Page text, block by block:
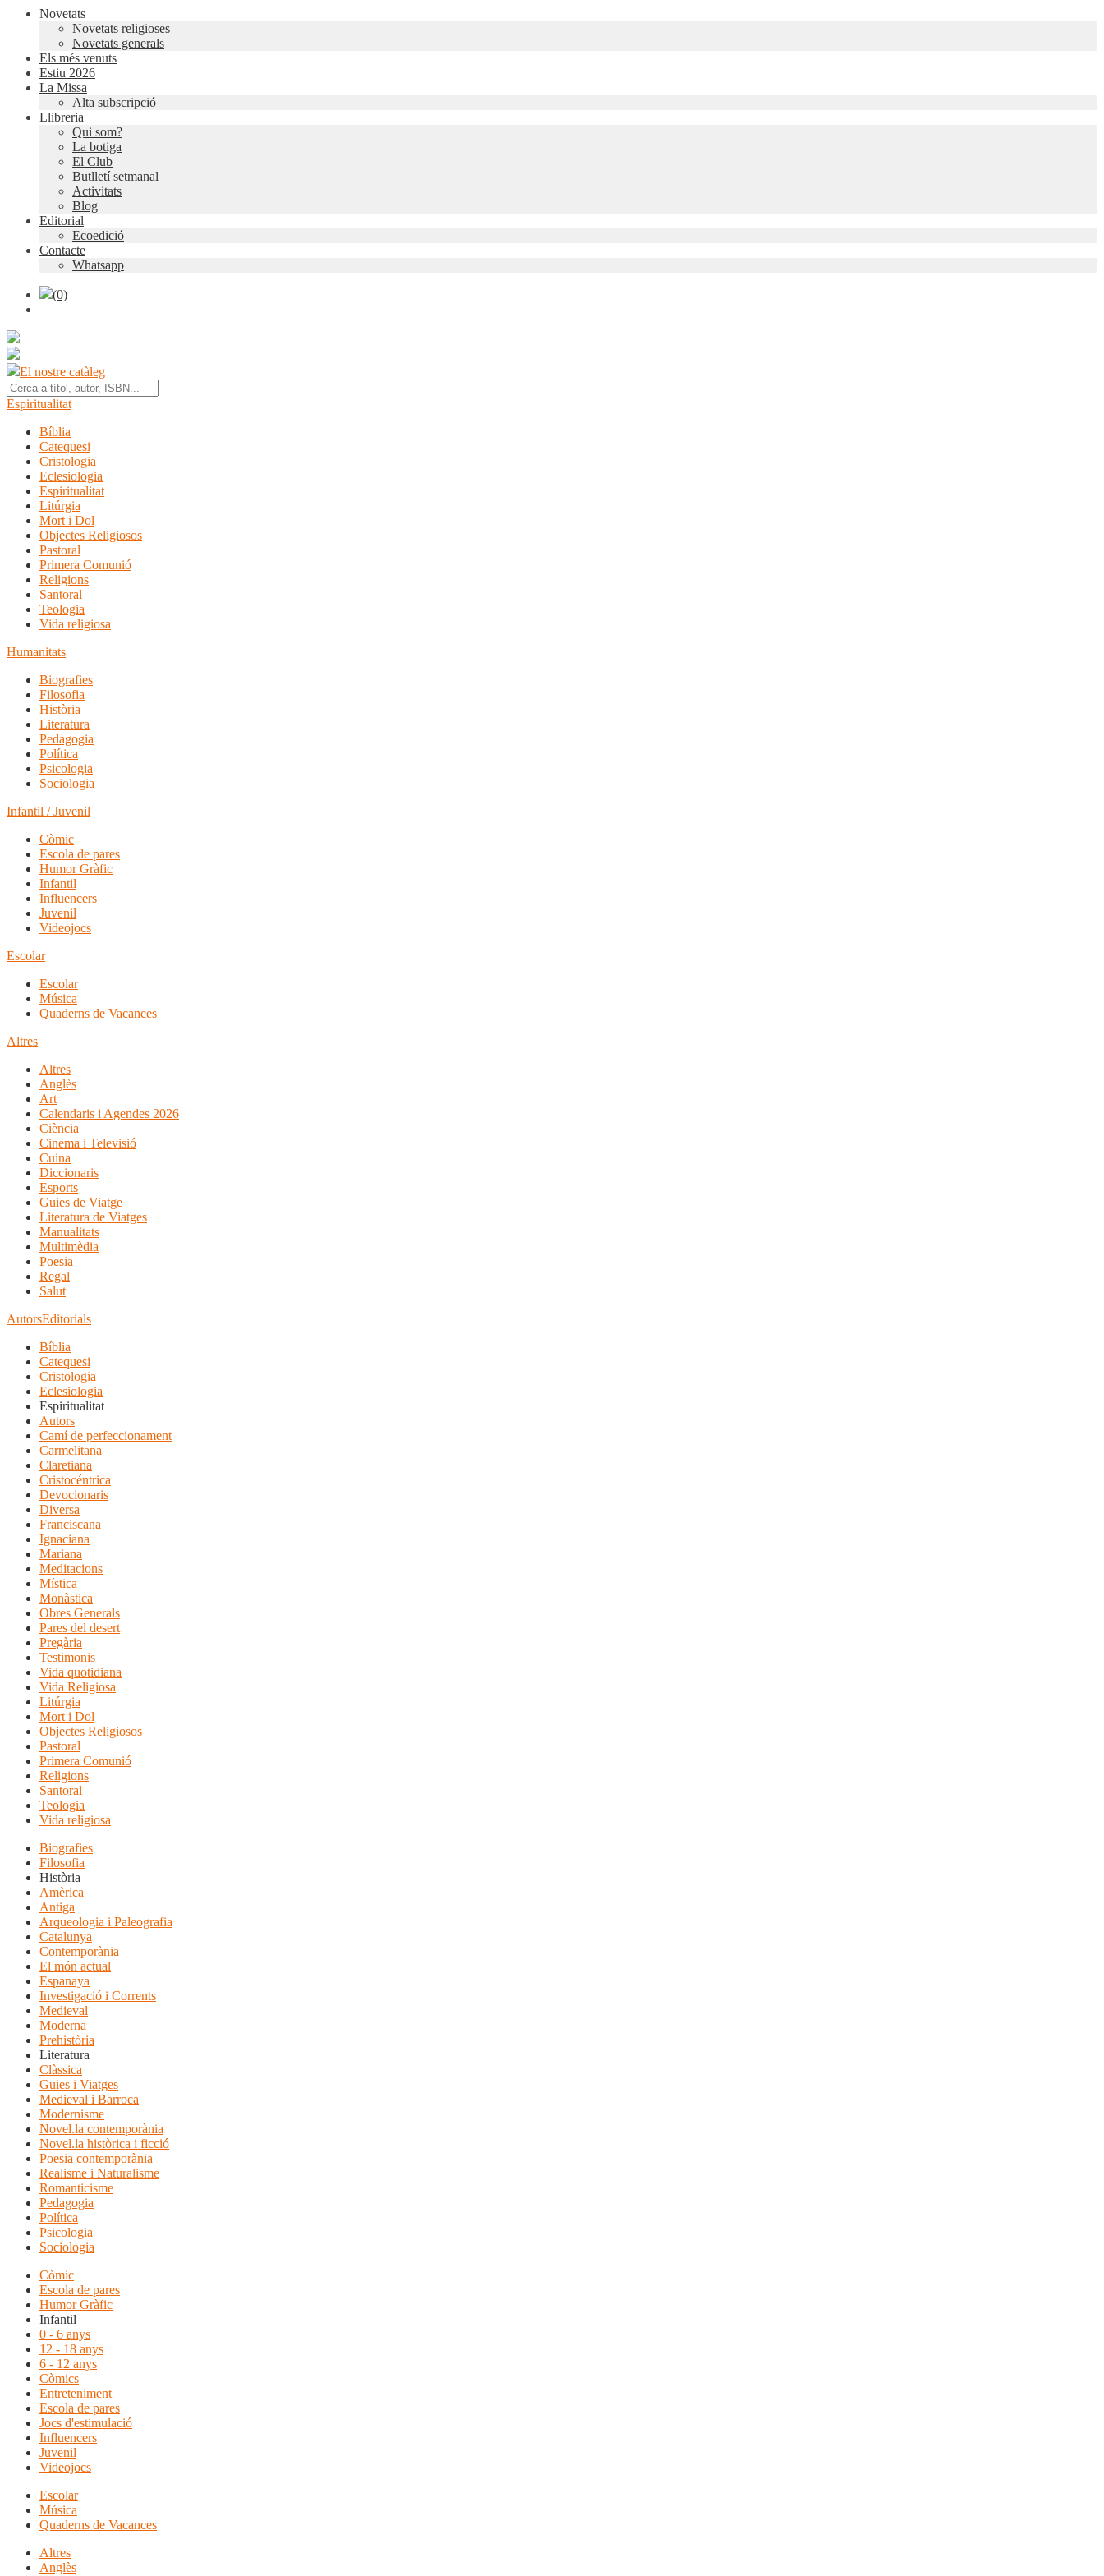
Novetats
Novetats religioses
Novetats generals
Els més venuts
Estiu 2026
La Missa
Alta subscripció
Llibreria
Qui som?
La botiga
El Club
Butlletí setmanal
Activitats
Blog
Editorial
Ecoedició
Contacte
Whatsapp
(0)
El nostre catàleg
Espiritualitat
Bíblia
Catequesi
Cristologia
Eclesiologia
Espiritualitat
Litúrgia
Mort i Dol
Objectes Religiosos
Pastoral
Primera Comunió
Religions
Santoral
Teologia
Vida religiosa
Humanitats
Biografies
Filosofia
Història
Literatura
Pedagogia
Política
Psicologia
Sociologia
Infantil / Juvenil
Còmic
Escola de pares
Humor Gràfic
Infantil
Influencers
Juvenil
Videojocs
Escolar
Escolar
Música
Quaderns de Vacances
Altres
Altres
Anglès
Art
Calendaris i Agendes 2026
Ciència
Cinema i Televisió
Cuina
Diccionaris
Esports
Guies de Viatge
Literatura de Viatges
Manualitats
Multimèdia
Poesia
Regal
Salut
AutorsEditorials
Bíblia
Catequesi
Cristologia
Eclesiologia
Espiritualitat
Autors
Camí de perfeccionament
Carmelitana
Claretiana
Cristocéntrica
Devocionaris
Diversa
Franciscana
Ignaciana
Mariana
Meditacions
Mística
Monàstica
Obres Generals
Pares del desert
Pregària
Testimonis
Vida quotidiana
Vida Religiosa
Litúrgia
Mort i Dol
Objectes Religiosos
Pastoral
Primera Comunió
Religions
Santoral
Teologia
Vida religiosa
Biografies
Filosofia
Història
Amèrica
Antiga
Arqueologia i Paleografia
Catalunya
Contemporània
El món actual
Espanaya
Investigació i Corrents
Medieval
Moderna
Prehistòria
Literatura
Clàssica
Guies i Viatges
Medieval i Barroca
Modernisme
Novel.la contemporània
Novel.la històrica i ficció
Poesia contemporània
Realisme i Naturalisme
Romanticisme
Pedagogia
Política
Psicologia
Sociologia
Còmic
Escola de pares
Humor Gràfic
Infantil
0 - 6 anys
12 - 18 anys
6 - 12 anys
Còmics
Entreteniment
Escola de pares
Jocs d'estimulació
Influencers
Juvenil
Videojocs
Escolar
Música
Quaderns de Vacances
Altres
Anglès